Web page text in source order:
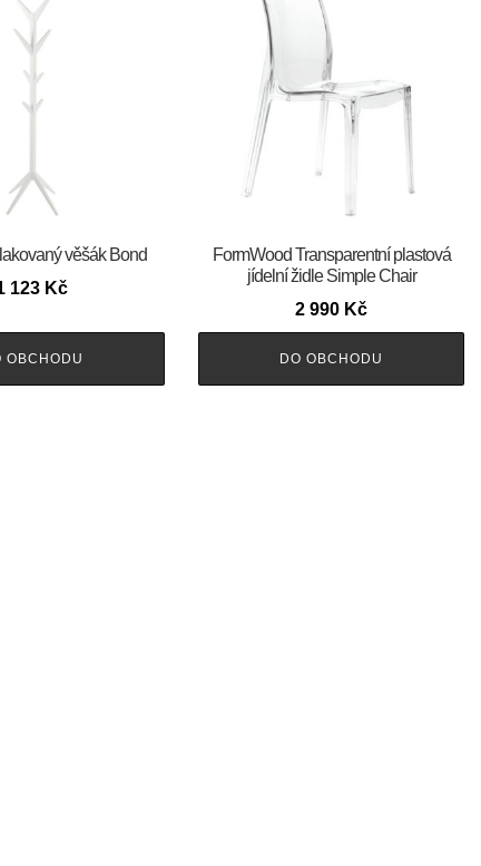
věšák Bond
123 Kč
OBCHODU
FormWood Transparentní plastová
jídelní židle Simple Chair
2 990 Kč
DO OBCHODU